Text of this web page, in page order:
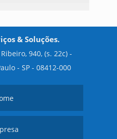
& Soluções.
940, (s. 22c) -
- SP - 08412-000